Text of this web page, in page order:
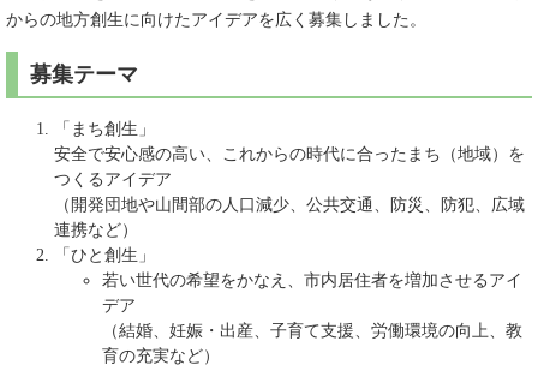
からの地方創生に向けたアイデアを広く募集しました。
募集テーマ
「まち創生」
安全で安心感の高い、これからの時代に合ったまち（地域）を
つくるアイデア
（開発団地や山間部の人口減少、公共交通、防災、防犯、広域
連携など）
「ひと創生」
若い世代の希望をかなえ、市内居住者を増加させるアイ
デア
（結婚、妊娠・出産、子育て支援、労働環境の向上、教
育の充実など）